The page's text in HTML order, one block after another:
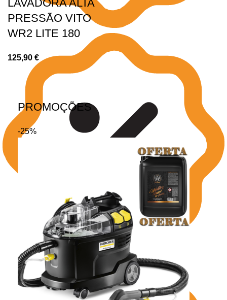
PROMOÇÕES
-25%
LAVADORA ALTA
PRESSÃO VITO
WR2 LITE 180
125,90 €